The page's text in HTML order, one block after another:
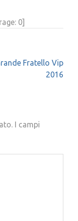
0]
Fratello Vip
2016
I campi